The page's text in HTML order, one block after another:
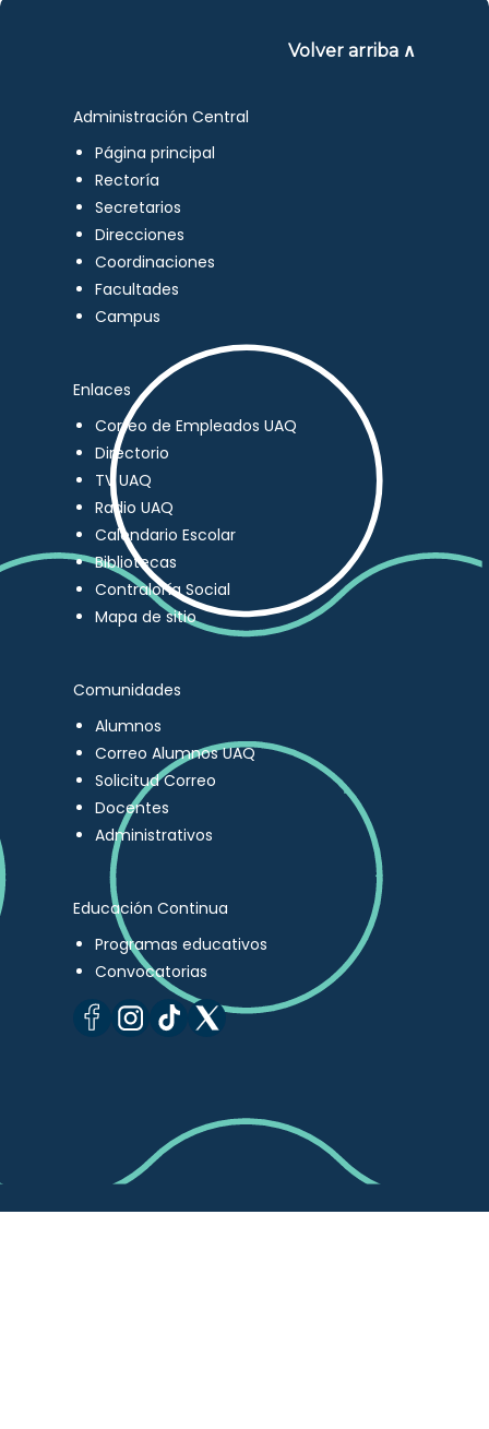
Volver arriba ∧
Administración Central
Página principal
Rectoría
Secretarios
Direcciones
Coordinaciones
Facultades
Campus
Enlaces
Correo de Empleados UAQ
Directorio
TV UAQ
Radio UAQ
Calendario Escolar
Bibliotecas
Contraloría Social
Mapa de sitio
Comunidades
Alumnos
Correo Alumnos UAQ
Solicitud Correo
Docentes
Administrativos
Educación Continua
Programas educativos
Convocatorias